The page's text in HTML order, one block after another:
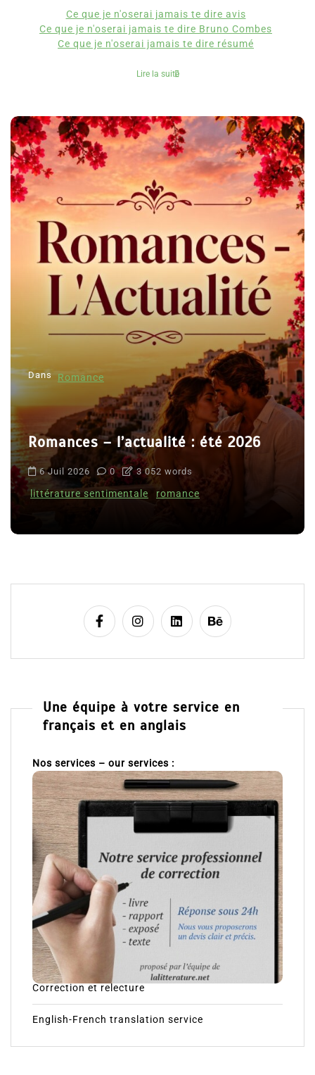
Ce que je n'oserai jamais te dire avis
Ce que je n'oserai jamais te dire Bruno Combes
Ce que je n'oserai jamais te dire résumé
Lire la suite
Dans Romance
Romances – l’actualité : été 2026
6 Juil 2026 0 3 052 words
littérature sentimentale romance
Une équipe à votre service en
français et en anglais
Nos services – our services :
Correction et relecture
English-French translation service